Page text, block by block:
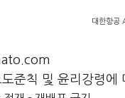
대한항공
준칙 및 윤리강령에